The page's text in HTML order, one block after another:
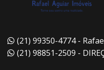
(21) 99350-4774 -
(21) 98851-2509 -